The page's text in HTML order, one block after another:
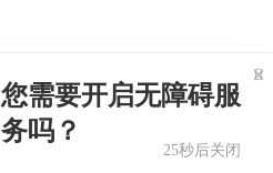
您需要开启无障碍服
务吗？
24秒后关闭
